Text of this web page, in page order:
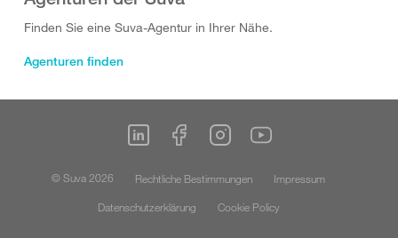
Finden Sie eine Suva-Agentur in Ihrer Nähe.
Agenturen finden
© Suva 2026 Rechtliche Bestimmungen
Impressum
Datenschutzerklärung
Cookie Policy